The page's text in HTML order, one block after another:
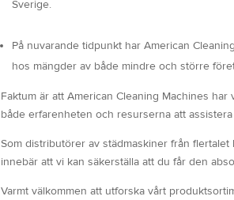
Sverige.
På nuvarande tidpunkt har American
hos mängder av både mindre och större
Faktum är att American Cleaning Machines
både erfarenheten och resurserna att
Som distributörer av städmaskiner från
innebär att vi kan säkerställa att du får den
Varmt välkommen att utforska vårt